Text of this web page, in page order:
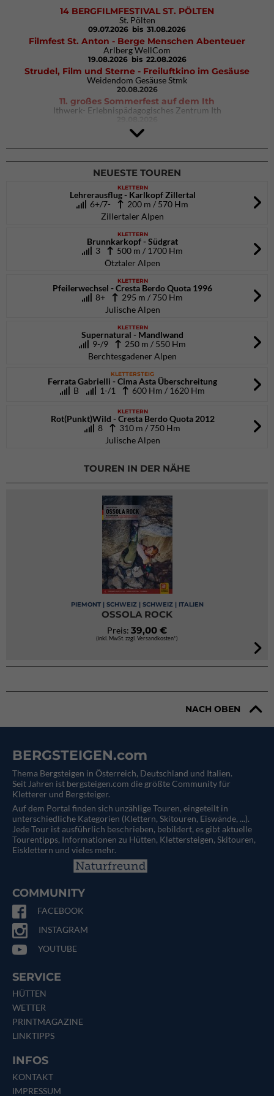
14 BERGFILMFESTIVAL ST. PÖLTEN
St. Pölten
09.07.2026 bis 31.08.2026
Filmfest St. Anton - Berge Menschen Abenteuer
Arlberg WellCom
19.08.2026 bis 22.08.2026
Strudel, Film und Sterne - Freiluftkino im Gesäuse
Weidendom Gesäuse Stmk
20.08.2026
11. großes Sommerfest auf dem Ith
Ithwerk- Erlebnispädagogisches Zentrum Ith
Rock Master Arco
Arco (IT)
NEUESTE TOUREN
KLETTERN
Lehrerausflug - Karlkopf Zillertal
6+/7-
200 m / 570 Hm
Zillertaler Alpen
KLETTERN
Brunnkarkopf - Südgrat
3
500 m / 1700 Hm
Ötztaler Alpen
KLETTERN
Pfeilerwechsel - Cresta Berdo Quota 1996
8+
295 m / 750 Hm
Julische Alpen
KLETTERN
Supernatural - Mandlwand
9-/9
250 m / 550 Hm
Berchtesgadener Alpen
KLETTERSTEIG
Ferrata Gabrielli - Cima Asta Überschreitung
B
1-/1 600 Hm / 1620 Hm
KLETTERN
Rot(Punkt)Wild - Cresta Berdo Quota 2012
8
310 m / 750 Hm
Julische Alpen
TOUREN IN DER NÄHE
PIEMONT | SCHWEIZ | SCHWEIZ | ITALIEN
OSSOLA ROCK
Preis: 39,00 €
(inkl. MwSt. zzgl. Versandkosten*)
NACH OBEN
BERGSTEIGEN.com
Thema Bergsteigen in Österreich, Deutschland und Italien.
Seit Jahren ist bergsteigen.com die größte Community für
Kletterer und Bergsteiger.
Auf dem Portal finden sich unzählige Touren, eingeteilt in
unterschiedliche Kategorien (Klettern, Skitouren, Eiswände, ...).
Jede Tour ist ausführlich beschrieben, bebildert, es gibt aktuelle
Tourentipps, Informationen zu Hütten, Klettersteigen, Skitouren,
Eisklettern und vieles mehr.
COMMUNITY
FACEBOOK
INSTAGRAM
YOUTUBE
SERVICE
HÜTTEN
WETTER
PRINTMAGAZINE
LINKTIPPS
INFOS
KONTAKT
IMPRESSUM